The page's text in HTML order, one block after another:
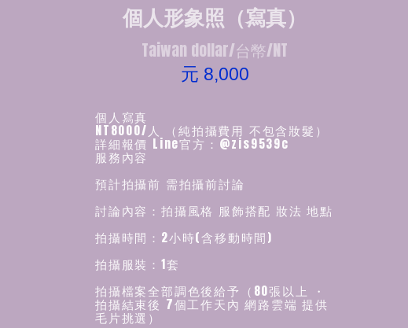
個人形象照（寫真）
Taiwan dollar/台幣/NT
元 8,000
個人寫真
NT8000/人 （純拍攝費用 不包含妝髮）
詳細報價 Line官方：@zis9539c
服務內容
預計拍攝前 需拍攝前討論
討論內容：拍攝風格 服飾搭配 妝法 地點
拍攝時間：2小時(含移動時間)
拍攝服裝：1套
拍攝檔案全部調色後給予（80張以上 ・
拍攝結束後 7個工作天內 網路雲端 提供
毛片挑選）